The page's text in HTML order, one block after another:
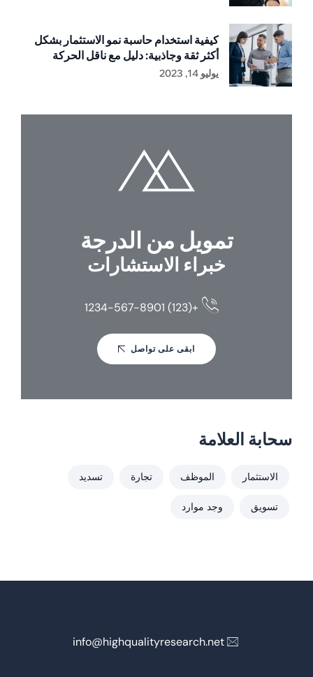
كيفية استخدام حاسبة نمو الاستثمار بشكل
أكثر ثقة وجاذبية: دليل مع ناقل الحركة
يوليو 14, 2023
تمويل من الدرجة
خبراء الاستشارات
+(123) 1234-567-8901
ابقى على تواصل
سحابة العلامة
الاستثمار الموظف تجارة تسديد
تسويق وجد موارد
info@highqualityresearch.net